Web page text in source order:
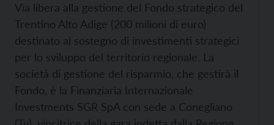
Via libera alla gestione del Fondo strategico del
Trentino Alto Adige (200 milioni di euro)
destinato al sostegno di investimenti strategici
per lo sviluppo del territorio regionale. La
società di gestione del risparmio, che gestirà il
Fondo, è la Finanziaria Internazionale
Investments SGR SpA con sede a Conegliano